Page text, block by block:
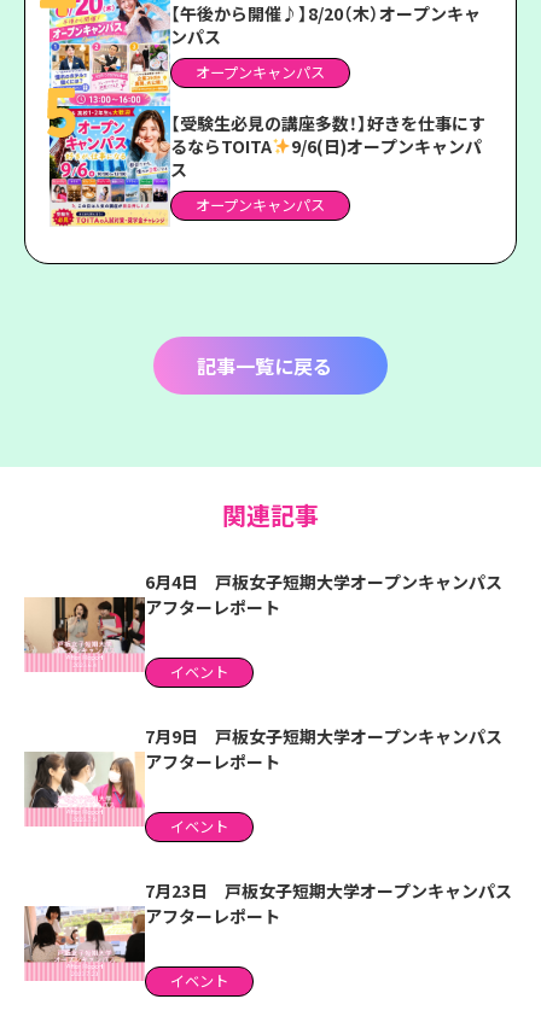
【午後から開催♪】8/20（木）オープンキャ
ンパス
オープンキャンパス
【受験生必見の講座多数！】好きを仕事にす
るならTOITA
9/6(日)オープンキャンパ
ス
オープンキャンパス
記事一覧に戻る
関連記事
6月4日 戸板女子短期大学オープンキャンパス
アフターレポート
イベント
7月9日 戸板女子短期大学オープンキャンパス
アフターレポート
イベント
7月23日 戸板女子短期大学オープンキャンパス
アフターレポート
イベント